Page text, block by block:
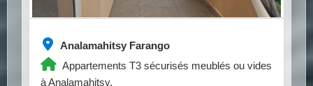
Analamahitsy Farango
Appartements T3 sécurisés meublés ou vides
à Analamahitsy.